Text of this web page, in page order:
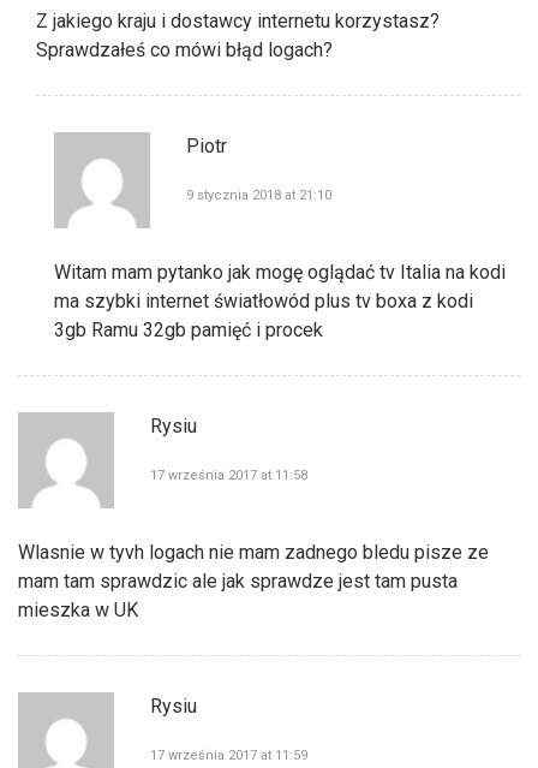
Z jakiego kraju i dostawcy internetu korzystasz?
Sprawdzałeś co mówi błąd logach?
Piotr
9 stycznia 2018 at 21:10
Witam mam pytanko jak mogę oglądać tv Italia na kodi
ma szybki internet światłowód plus tv boxa z kodi
3gb Ramu 32gb pamięć i procek
Rysiu
17 września 2017 at 11:58
Wlasnie w tyvh logach nie mam zadnego bledu pisze ze
mam tam sprawdzic ale jak sprawdze jest tam pusta
mieszka w UK
Rysiu
17 września 2017 at 11:59